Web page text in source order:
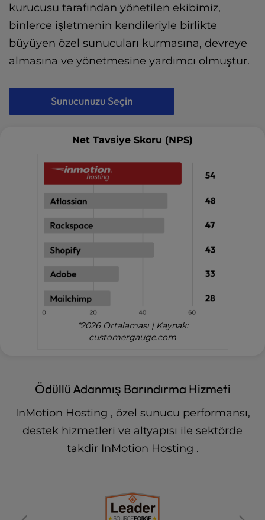
kurucusu tarafından yönetilen ekibimiz,
binlerce işletmenin kendileriyle birlikte
büyüyen özel sunucuları kurmasına, devreye
almasına ve yönetmesine yardımcı olmuştur.
Sunucunuzu Seçin
Net Tavsiye Skoru (NPS)
*2026 Ortalaması | Kaynak:
customergauge.com
Ödüllü Adanmış Barındırma Hizmeti
InMotion Hosting , özel sunucu performansı,
destek hizmetleri ve altyapısı ile sektörde
takdir InMotion Hosting .